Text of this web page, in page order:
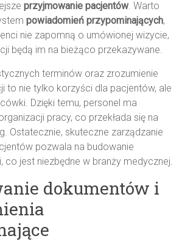
przyjmowanie pacjentów. Warto
powiadomień przypominających,
nie zapomną o umówionej wizycie,
będą im na bieżąco przekazywane.
terminów oraz zrozumienie
to nie tylko korzyści dla pacjentów, ale
Dzięki temu, personel ma
pracy, co przekłada się na
Ostatecznie, skuteczne zarządzanie
pozwala na budowanie
co jest niezbędne w branży medycznej.
dokumentów i